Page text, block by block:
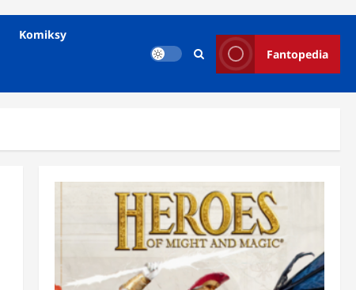
Komiksy
Fantopedia